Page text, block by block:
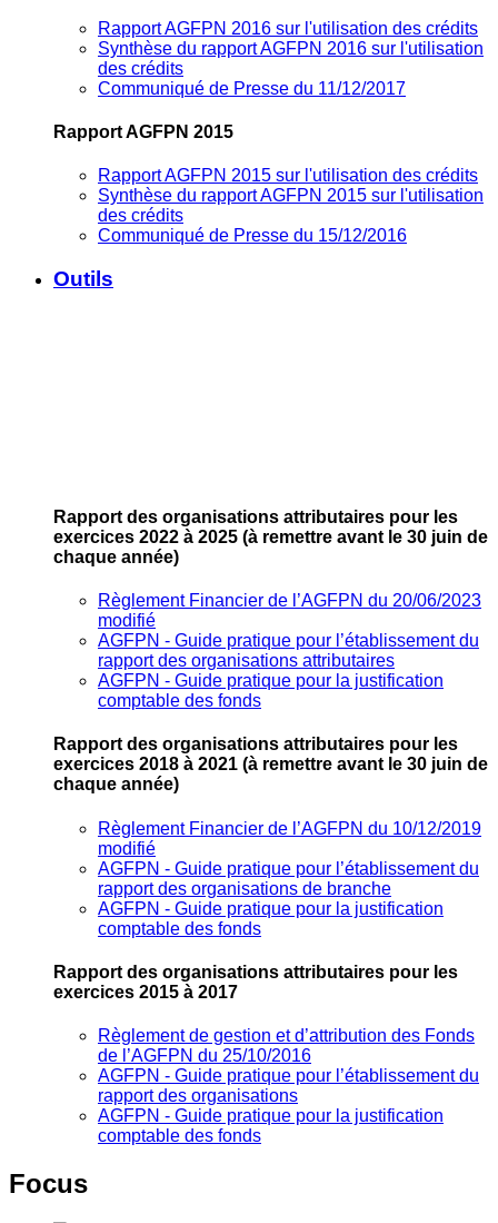
Rapport AGFPN 2016 sur l'utilisation des crédits
Synthèse du rapport AGFPN 2016 sur l'utilisation
des crédits
Communiqué de Presse du 11/12/2017
Rapport AGFPN 2015
Rapport AGFPN 2015 sur l'utilisation des crédits
Synthèse du rapport AGFPN 2015 sur l'utilisation
des crédits
Communiqué de Presse du 15/12/2016
Outils
Rapport des organisations attributaires pour les
exercices 2022 à 2025 (à remettre avant le 30 juin de
chaque année)
Règlement Financier de l’AGFPN du 20/06/2023
modifié
AGFPN ‐ Guide pratique pour l’établissement du
rapport des organisations attributaires
AGFPN ‐ Guide pratique pour la justification
comptable des fonds
Rapport des organisations attributaires pour les
exercices 2018 à 2021 (à remettre avant le 30 juin de
chaque année)
Règlement Financier de l’AGFPN du 10/12/2019
modifié
AGFPN ‐ Guide pratique pour l’établissement du
rapport des organisations de branche
AGFPN ‐ Guide pratique pour la justification
comptable des fonds
Rapport des organisations attributaires pour les
exercices 2015 à 2017
Règlement de gestion et d’attribution des Fonds
de l’AGFPN du 25/10/2016
AGFPN ‐ Guide pratique pour l’établissement du
rapport des organisations
AGFPN ‐ Guide pratique pour la justification
comptable des fonds
Focus